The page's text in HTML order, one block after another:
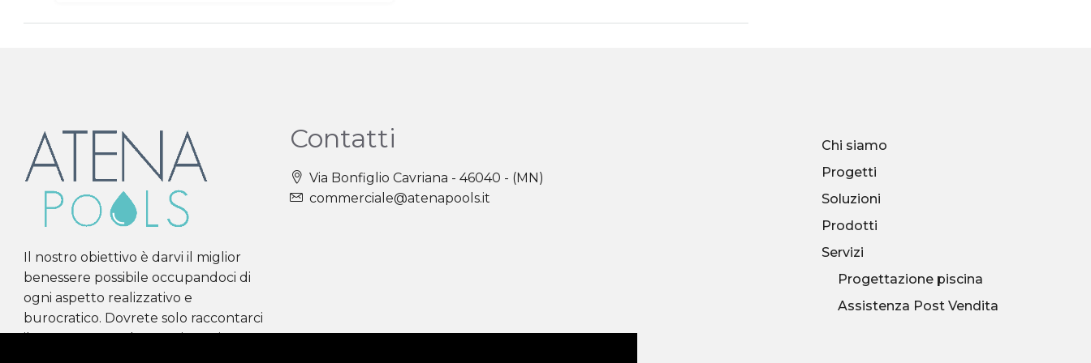
Il nostro obiettivo è darvi il miglior
benessere possibile occupandoci di
ogni aspetto realizzativo e
burocratico. Dovrete solo raccontarci
Contatti
Via Bonfiglio Cavriana - 46040 - (MN)
commerciale@atenapools.it
Chi siamo
Progetti
Soluzioni
Prodotti
Servizi
Progettazione piscina
Assistenza Post Vendita